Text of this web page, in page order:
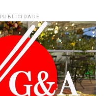
PUBLICIDADE